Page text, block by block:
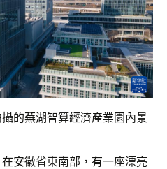
的蕪湖智算經濟產業園內景
安徽省東南部，有一座漂亮